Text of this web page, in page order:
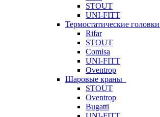
STOUT
UNI-FITT
Термостатические головки
Rifar
STOUT
Comisa
UNI-FITT
Oventrop
Шаровые краны
STOUT
Oventrop
Bugatti